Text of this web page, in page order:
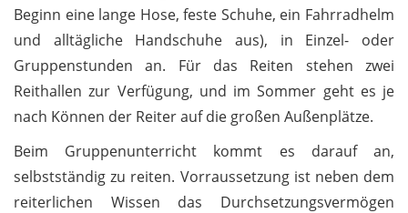
Beginn eine lange Hose, feste Schuhe, ein Fahrradhelm
und alltägliche Handschuhe aus), in Einzel- oder
Gruppenstunden an. Für das Reiten stehen zwei
Reithallen zur Verfügung, und im Sommer geht es je
nach Können der Reiter auf die großen Außenplätze.
Beim Gruppenunterricht kommt es darauf an,
selbstständig zu reiten. Vorraussetzung ist neben dem
reiterlichen Wissen das Durchsetzungsvermögen